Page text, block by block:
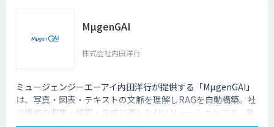
MµgenGAI
株式会社内田洋行
ミュージェンジーエーアイ内田洋行が提供する「MµgenGAI」
は、写真・図表・テキストの文脈を理解しRAGを自動構築。社
内情報の収集・検索・生成に適したAIソリューションです。業